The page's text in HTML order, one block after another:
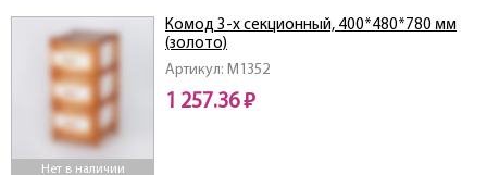
Нет в наличии
Артикул: M1352
Комод 3-х секционный, 400*480*780 мм
(золото)
1 257.36 ₽